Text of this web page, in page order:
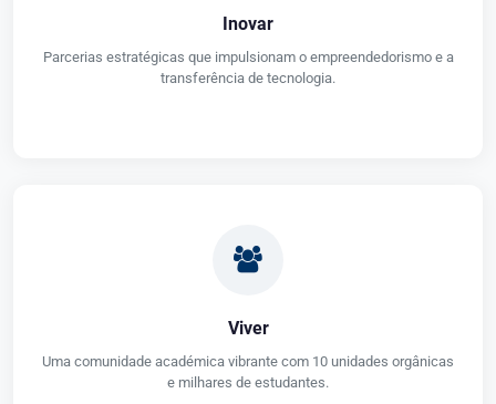
Inovar
Parcerias estratégicas que impulsionam o empreendedorismo e a
transferência de tecnologia.
Viver
Uma comunidade académica vibrante com 10 unidades orgânicas
e milhares de estudantes.